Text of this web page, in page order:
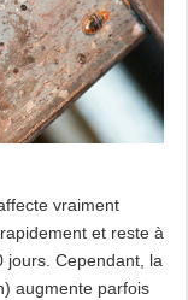
vraiment
et reste à
jours. Cependant, la
augmente parfois